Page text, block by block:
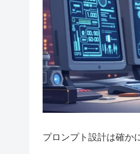
プロンプト設計は確か